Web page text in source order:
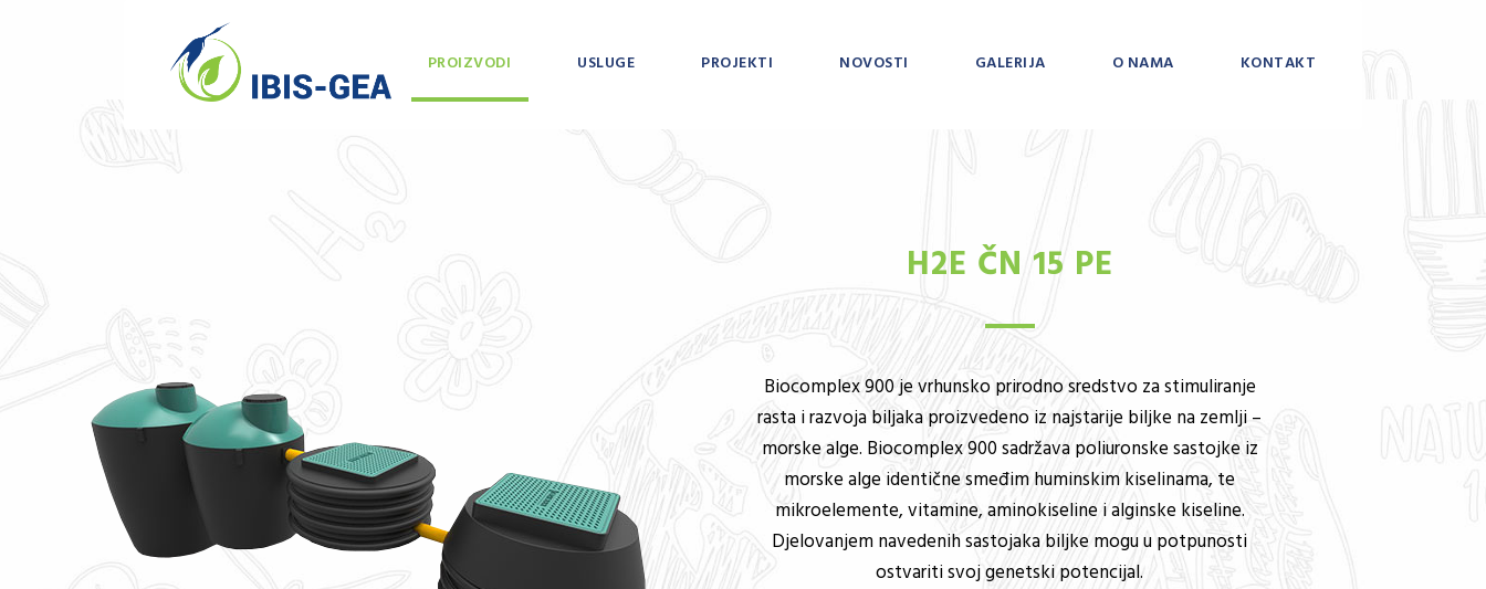
PROIZVODI USLUGE PROJEKTI NOVOSTI GALERIJA O NAMA KONTAKT
H2E ČN 15 PE
Biocomplex 900 je vrhunsko prirodno sredstvo za stimuliranje
rasta i razvoja biljaka proizvedeno iz najstarije biljke na zemlji –
morske alge. Biocomplex 900 sadržava poliuronske sastojke iz
morske alge identične smeđim huminskim kiselinama, te
mikroelemente, vitamine, aminokiseline i alginske kiseline.
Djelovanjem navedenih sastojaka biljke mogu u potpunosti
ostvariti svoj genetski potencijal.